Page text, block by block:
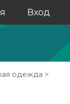
Вход
одежда >